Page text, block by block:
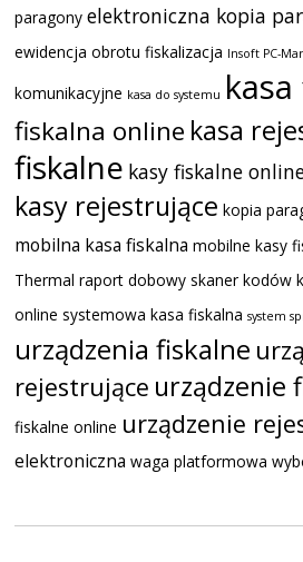
paragony elektroniczna kopia
ewidencja obrotu fiskalizacja Insoft PC-
komunikacyjne kasa do systemu
fiskalna online kasa
fiskalne kasy fiskalne
kasy rejestrujące kopia
mobilna kasa fiskalna mobilne kasy
Thermal raport dobowy skaner kodów
online systemowa kasa fiskalna system
urządzenia fiskalne
rejestrujące urządzenie
fiskalne online urządzenie
elektroniczna waga platformowa